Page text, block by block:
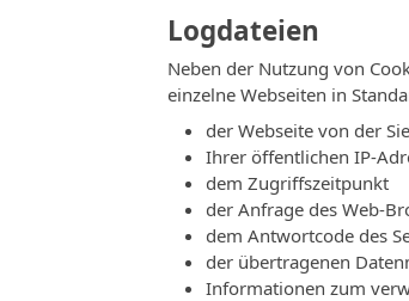
Logdateien
Neben der Nutzung von
einzelne Webseiten in
der Webseite von der
Ihrer öffentlichen IP-
dem Zugriffszeitpunkt
der Anfrage des Web-
dem Antwortcode des
der übertragenen
Informationen zum